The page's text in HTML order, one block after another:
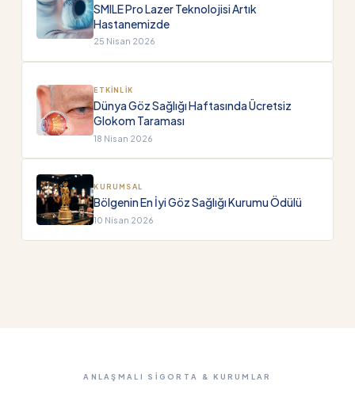
SMILE Pro Lazer Teknolojisi Artık
Hastanemizde
25 Nisan 2026
ETKINLIK
Dünya Göz Sağlığı Haftasında Ücretsiz
Glokom Taraması
18 Nisan 2026
KURUMSAL
Bölgenin En İyi Göz Sağlığı Kurumu Ödülü
10 Nisan 2026
ANLAŞMALI SIGORTA & KURUMLAR